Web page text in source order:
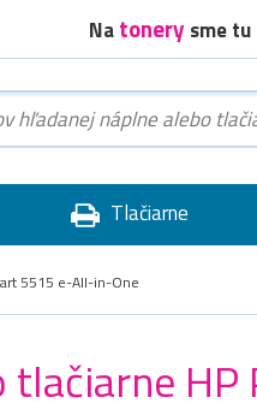
Natonery sme tu
Tlačiarne
5515 e-All-in-One
tlačiarne